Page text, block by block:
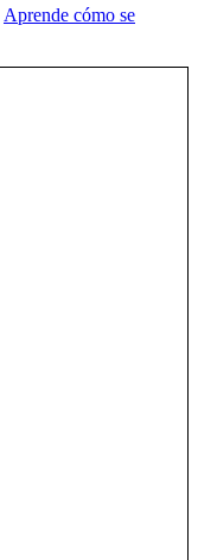
Aprende cómo se